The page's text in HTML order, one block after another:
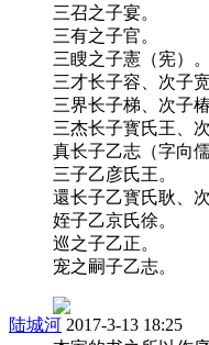
三召之子宴。
三有之子官。
三瞍之子憲（宪）。
三才长子容、次子
三界长子梯、次子
三杰长子寳氏王、
真长子乙志（字向
三子乙彦氏王。
還长子乙寳氏耿、
姪子乙京氏徐。
巡之子乙正。
宠之嗣子乙志。
陆城河 2017-3-13 18:25